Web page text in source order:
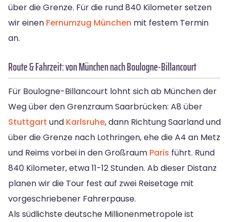
über die Grenze. Für die rund 840 Kilometer setzen
wir einen Fernumzug München mit festem Termin
an.
Route & Fahrzeit: von München nach Boulogne-Billancourt
Für Boulogne-Billancourt lohnt sich ab München der
Weg über den Grenzraum Saarbrücken: A8 über
Stuttgart und Karlsruhe, dann Richtung Saarland und
über die Grenze nach Lothringen, ehe die A4 an Metz
und Reims vorbei in den Großraum Paris führt. Rund
840 Kilometer, etwa 11-12 Stunden. Ab dieser Distanz
planen wir die Tour fest auf zwei Reisetage mit
vorgeschriebener Fahrerpause.
Als südlichste deutsche Millionenmetropole ist